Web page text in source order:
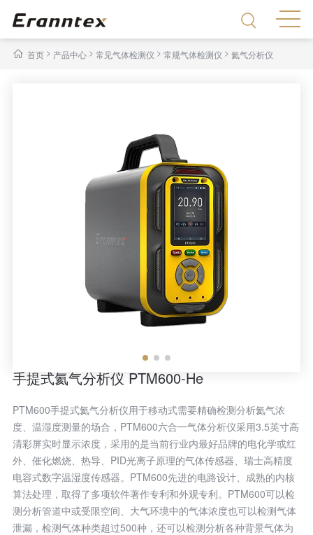
首页> 产品中心 > 常见气体检测仪 > 常规气体检测仪 > 氦气分析仪
手提式氦气分析仪 PTM600-He
PTM600手提式氦气分析仪用于移动式需要精确检测分析氦气浓
度、温湿度测量的场合，PTM600六合一气体分析仪采用3.5英寸高
清彩屏实时显示浓度，采用的是当前行业内最好品牌的电化学或红
外、催化燃烧、热导、PID光离子原理的气体传感器、瑞士高精度
电容式数字温湿度传感器。PTM600先进的电路设计、成熟的内核
算法处理，取得了多项软件著作专利和外观专利。PTM600可以检
测分析管道中或受限空间、大气环境中的气体浓度也可以检测气体
泄漏，检测气体种类超过500种，还可以检测分析各种背景气体为